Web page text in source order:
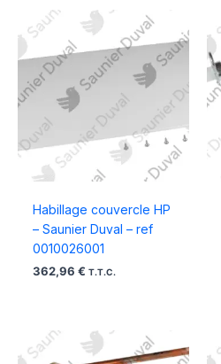
Habillage couvercle HP
– Saunier Duval – ref
0010026001
362,96 € T.T.C.